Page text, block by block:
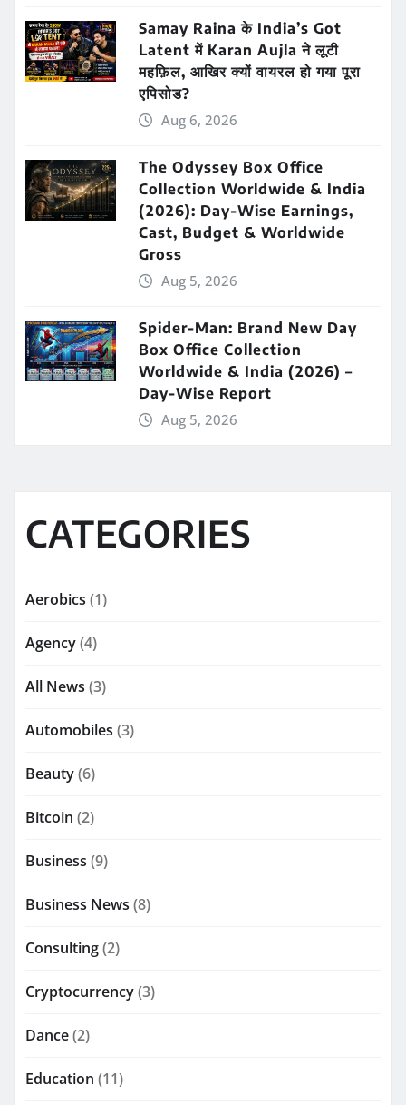
Samay Raina के India’s Got
Latent में Karan Aujla ने लूटी
महफ़िल, आखिर क्यों वायरल हो गया पूरा
एपिसोड?
Aug 6, 2026
The Odyssey Box Office
Collection Worldwide & India
(2026): Day-Wise Earnings,
Cast, Budget & Worldwide
Gross
Aug 5, 2026
Spider-Man: Brand New Day
Box Office Collection
Worldwide & India (2026) –
Day-Wise Report
Aug 5, 2026
CATEGORIES
Aerobics (1)
Agency(4)
All News (3)
Automobiles (3)
Beauty(6)
Bitcoin (2)
Business (9)
Business News (8)
Consulting(2)
Cryptocurrency(3)
Dance(2)
Education (11)